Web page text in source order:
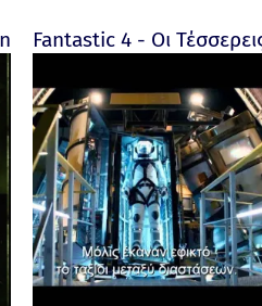
Hulk - 2008
Fantastic 4 - Οι